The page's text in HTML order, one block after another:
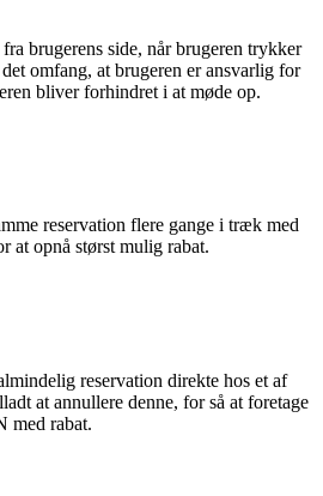
brugerens side, når brugeren trykker
omfang, at brugeren er ansvarlig for
bliver forhindret i at møde op.
reservation flere gange i træk med
at opnå størst mulig rabat.
reservation direkte hos et af
at annullere denne, for så at foretage
med rabat.